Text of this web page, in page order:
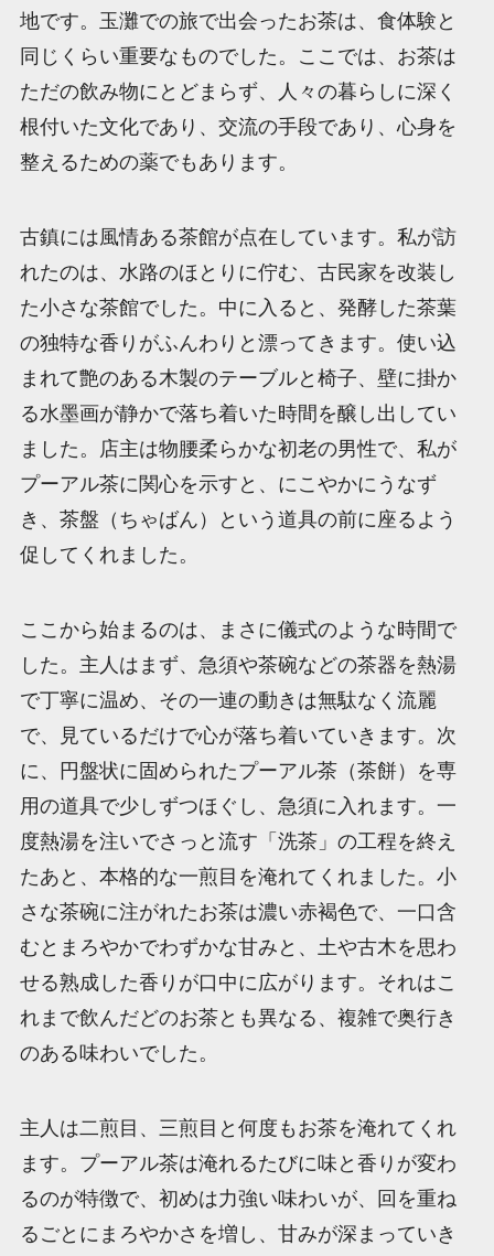
地です。玉灘での旅で出会ったお茶は、食体験と
同じくらい重要なものでした。ここでは、お茶は
ただの飲み物にとどまらず、人々の暮らしに深く
根付いた文化であり、交流の手段であり、心身を
整えるための薬でもあります。
古鎮には風情ある茶館が点在しています。私が訪
れたのは、水路のほとりに佇む、古民家を改装し
た小さな茶館でした。中に入ると、発酵した茶葉
の独特な香りがふんわりと漂ってきます。使い込
まれて艶のある木製のテーブルと椅子、壁に掛か
る水墨画が静かで落ち着いた時間を醸し出してい
ました。店主は物腰柔らかな初老の男性で、私が
プーアル茶に関心を示すと、にこやかにうなず
き、茶盤（ちゃばん）という道具の前に座るよう
促してくれました。
ここから始まるのは、まさに儀式のような時間で
した。主人はまず、急須や茶碗などの茶器を熱湯
で丁寧に温め、その一連の動きは無駄なく流麗
で、見ているだけで心が落ち着いていきます。次
に、円盤状に固められたプーアル茶（茶餅）を専
用の道具で少しずつほぐし、急須に入れます。一
度熱湯を注いでさっと流す「洗茶」の工程を終え
たあと、本格的な一煎目を淹れてくれました。小
さな茶碗に注がれたお茶は濃い赤褐色で、一口含
むとまろやかでわずかな甘みと、土や古木を思わ
せる熟成した香りが口中に広がります。それはこ
れまで飲んだどのお茶とも異なる、複雑で奥行き
のある味わいでした。
主人は二煎目、三煎目と何度もお茶を淹れてくれ
ます。プーアル茶は淹れるたびに味と香りが変わ
るのが特徴で、初めは力強い味わいが、回を重ね
るごとにまろやかさを増し、甘みが深まっていき